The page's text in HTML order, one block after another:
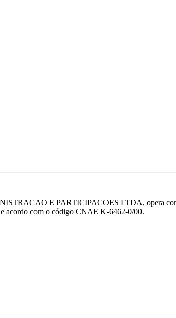
E PARTICIPACOES LTDA, opera
acordo com o código CNAE K-6462-0/00.